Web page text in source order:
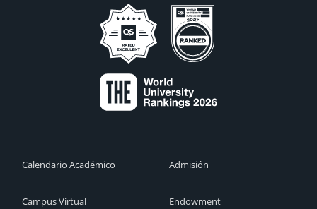
Calendario Académico
Campus Virtual
Admisión
Endowment